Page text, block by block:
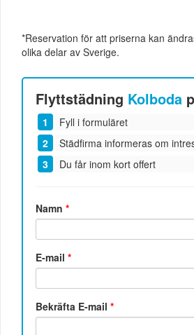
*Reservation för att priserna kan
olika delar av Sverige.
Flyttstädning Kolboda
Fyll i formuläret
Städfirma informeras om
Du får inom kort offert
Namn*
E-mail*
Bekräfta E-mail*